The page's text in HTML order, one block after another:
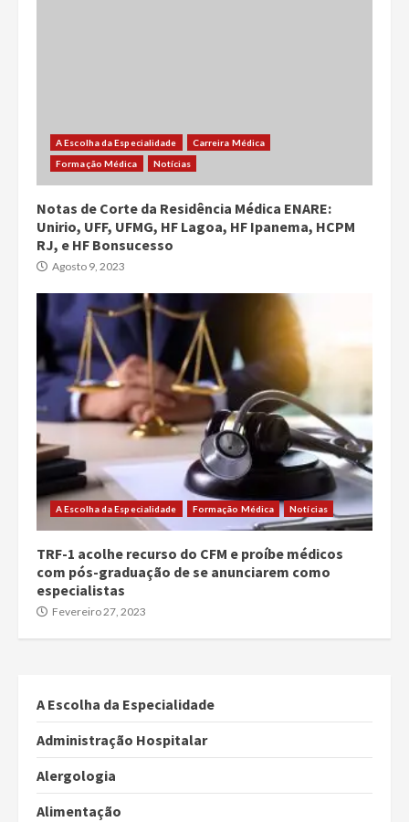
A Escolha da Especialidade
Carreira Médica
Formação Médica
Notícias
Notas de Corte da Residência Médica ENARE:
Unirio, UFF, UFMG, HF Lagoa, HF Ipanema, HCPM
RJ, e HF Bonsucesso
Agosto 9, 2023
A Escolha da Especialidade Formação Médica Notícias
TRF-1 acolhe recurso do CFM e proíbe médicos
com pós-graduação de se anunciarem como
especialistas
Fevereiro 27, 2023
A Escolha da Especialidade
Administração Hospitalar
Alergologia
Alimentação